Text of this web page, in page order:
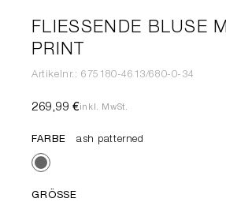
FLIESSENDE BLUSE
RINT
Artikelnr.: 675180-4613/680-0-34
269,99 €inkl. MwSt.
FARBE ash patterned
GRÖSSE